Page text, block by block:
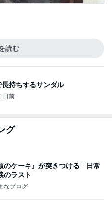
読む
持ちするサンダル
1日前
グ
のケーキ』が突きつける「日常
のラスト
なブログ